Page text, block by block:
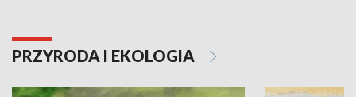
PRZYRODA I EKOLOGIA